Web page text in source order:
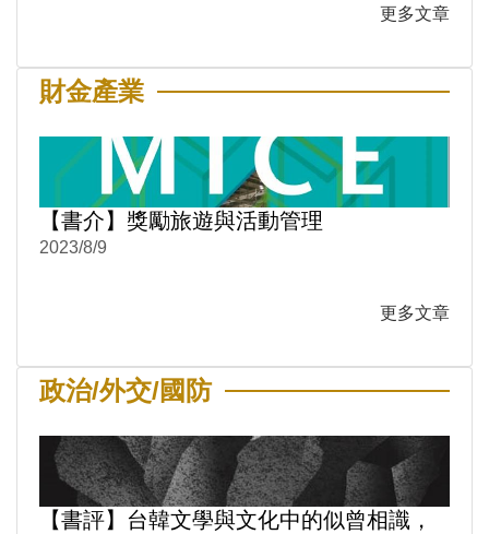
更多文章
財金產業
【書介】獎勵旅遊與活動管理
2023/8/9
更多文章
政治/外交/國防
【書評】台韓文學與文化中的似曾相識，